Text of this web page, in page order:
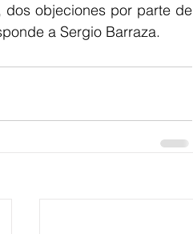
dos objeciones por parte de
a Sergio Barraza.